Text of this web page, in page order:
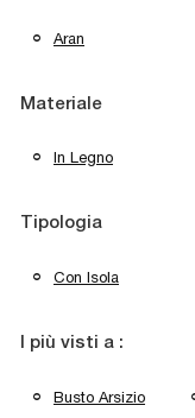
Aran
Materiale
In Legno
Tipologia
Con Isola
I più visti a :
Busto Arsizio